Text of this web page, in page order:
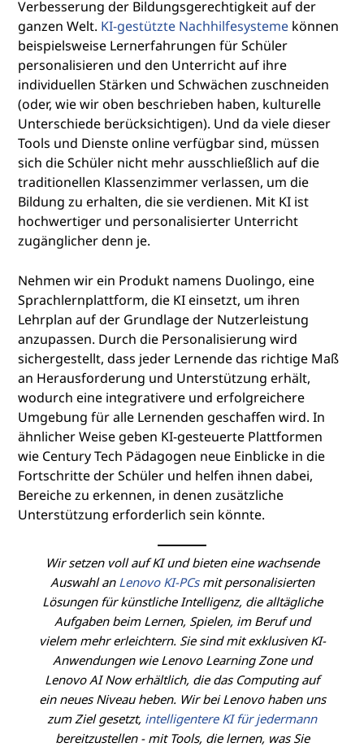
Verbesserung der Bildungsgerechtigkeit auf der
ganzen Welt. KI-gestützte Nachhilfesysteme können
beispielsweise Lernerfahrungen für Schüler
personalisieren und den Unterricht auf ihre
individuellen Stärken und Schwächen zuschneiden
(oder, wie wir oben beschrieben haben, kulturelle
Unterschiede berücksichtigen). Und da viele dieser
Tools und Dienste online verfügbar sind, müssen
sich die Schüler nicht mehr ausschließlich auf die
traditionellen Klassenzimmer verlassen, um die
Bildung zu erhalten, die sie verdienen. Mit KI ist
hochwertiger und personalisierter Unterricht
zugänglicher denn je.
Nehmen wir ein Produkt namens Duolingo, eine
Sprachlernplattform, die KI einsetzt, um ihren
Lehrplan auf der Grundlage der Nutzerleistung
anzupassen. Durch die Personalisierung wird
sichergestellt, dass jeder Lernende das richtige Maß
an Herausforderung und Unterstützung erhält,
wodurch eine integrativere und erfolgreichere
Umgebung für alle Lernenden geschaffen wird. In
ähnlicher Weise geben KI-gesteuerte Plattformen
wie Century Tech Pädagogen neue Einblicke in die
Fortschritte der Schüler und helfen ihnen dabei,
Bereiche zu erkennen, in denen zusätzliche
Unterstützung erforderlich sein könnte.
Wir setzen voll auf KI und bieten eine wachsende
Auswahl an Lenovo KI-PCsmit personalisierten
Lösungen für künstliche Intelligenz, die alltägliche
Aufgaben beim Lernen, Spielen, im Beruf und
vielem mehr erleichtern. Sie sind mit exklusiven KI-
Anwendungen wie Lenovo Learning Zone und
Lenovo AI Now erhältlich, die das Computing auf
ein neues Niveau heben. Wir bei Lenovo haben uns
zum Ziel gesetzt, intelligentere KI für jedermann
bereitzustellen - mit Tools, die lernen, was Sie